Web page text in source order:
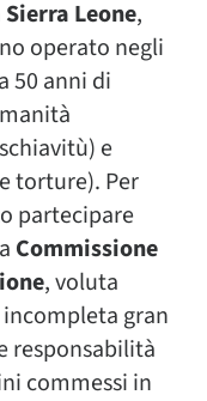
Leone,
operato negli
50 anni di
e
torture). Per
partecipare
Commissione
, voluta
gran
responsabilità
commessi in